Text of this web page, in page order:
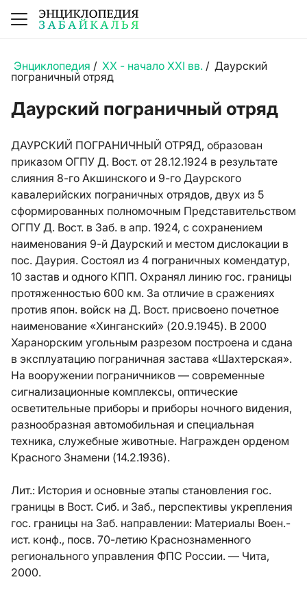
Энциклопедия / XX - начало XXI вв. / Даурский
пограничный отряд
Даурский пограничный отряд
ДАУРСКИЙ ПОГРАНИЧНЫЙ ОТРЯД, образован
приказом ОГПУ Д. Вост. от 28.12.1924 в результате
слияния 8-го Акшинского и 9-го Даурского
кавалерийских пограничных отрядов, двух из 5
сформированных полномочным Представительством
ОГПУ Д. Вост. в Заб. в апр. 1924, с сохранением
наименования 9-й Даурский и местом дислокации в
пос. Даурия. Состоял из 4 пограничных комендатур,
10 застав и одного КПП. Охранял линию гос. границы
протяженностью 600 км. За отличие в сражениях
против япон. войск на Д. Вост. присвоено почетное
наименование «Хинганский» (20.9.1945). В 2000
Харанорским угольным разрезом построена и сдана
в эксплуатацию пограничная застава «Шахтерская».
На вооружении пограничников — современные
сигнализационные комплексы, оптические
осветительные приборы и приборы ночного видения,
разнообразная автомобильная и специальная
техника, служебные животные. Награжден орденом
Красного Знамени (14.2.1936).
Лит.: История и основные этапы становления гос.
границы в Вост. Сиб. и Заб., перспективы укрепления
гос. границы на Заб. направлении: Материалы Воен.-
ист. конф., поcв. 70-летию Краснознаменного
регионального управления ФПС России. — Чита,
2000.